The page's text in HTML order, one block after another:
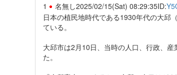
1
名無し2025/02/15(Sat) 08:29:35ID:
日本の植民地時代である1930年代の大邱
ている。
大邱市は2月10日、当時の人口、行政、
た。